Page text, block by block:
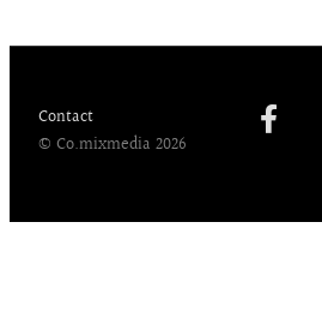
Contact
© Co.mixmedia 2026